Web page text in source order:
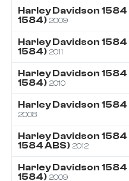
Harley Davidson 1584
1584) 2009
Harley Davidson 1584
1584) 2011
Harley Davidson 1584
1584) 2010
Harley Davidson 1584
2008
Harley Davidson 1584
1584 ABS) 2012
Harley Davidson 1584
1584) 2009